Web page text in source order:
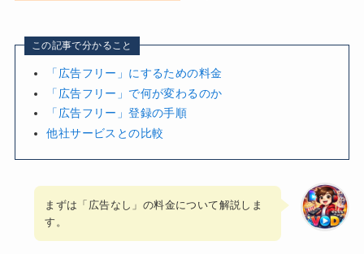
この記事で分かること
「広告フリー」にするための料金
「広告フリー」で何が変わるのか
「広告フリー」登録の手順
他社サービスとの比較
まずは「広告なし」の料金について解説しま
す。